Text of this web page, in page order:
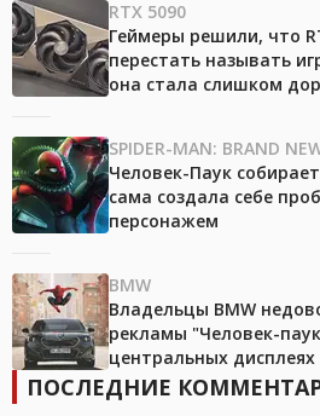
RTX 5090
Геймеры решили, что
перестать называть
она стала слишком
SPIDER-MAN: BRAND
Человек-Паук
сама создала себе
персонажем
BMW
Владельцы BMW
рекламы "Человек-
центральных дисплеях
ПОСЛЕДНИЕ